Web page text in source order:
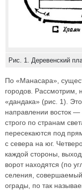
Рис. 1. Деревенский
По «Манасара»,
городов. Рассмотрим,
«дандака» (рис. 1).
направлении восток
строго по странам
пересекаются под
с севера на юг.
каждой стороны,
ворот находятся (по
селения,
ограды, по так